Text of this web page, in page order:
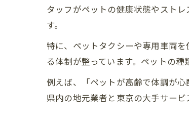
タッフがペットの健康状態やスト
す。
特に、ペットタクシーや専用車両
る体制が整っています。ペットの
例えば、「ペットが高齢で体調が
県内の地元業者と東京の大手サー